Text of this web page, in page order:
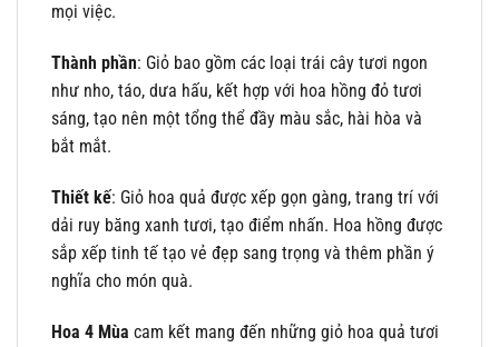
mọi việc.
Thành phần: Giỏ bao gồm các loại trái cây tươi ngon
như nho, táo, dưa hấu, kết hợp với hoa hồng đỏ tươi
sáng, tạo nên một tổng thể đầy màu sắc, hài hòa và
bắt mắt.
Thiết kế: Giỏ hoa quả được xếp gọn gàng, trang trí với
dải ruy băng xanh tươi, tạo điểm nhấn. Hoa hồng được
sắp xếp tinh tế tạo vẻ đẹp sang trọng và thêm phần ý
nghĩa cho món quà.
Hoa 4 Mùa cam kết mang đến những giỏ hoa quả tươi